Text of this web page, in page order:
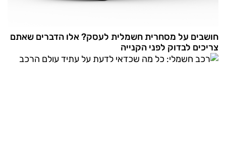
חושבים על מסחרית חשמלית לעסק? אלו הדברים שאתם
צריכים לבדוק לפני הקנייה